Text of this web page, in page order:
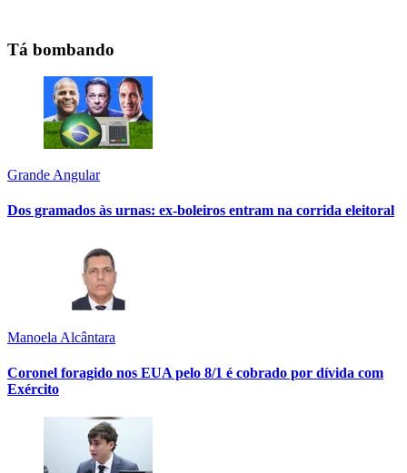
Tá bombando
Grande Angular
Dos gramados às urnas: ex-boleiros entram na corrida eleitoral
Manoela Alcântara
Coronel foragido nos EUA pelo 8/1 é cobrado por dívida com
Exército